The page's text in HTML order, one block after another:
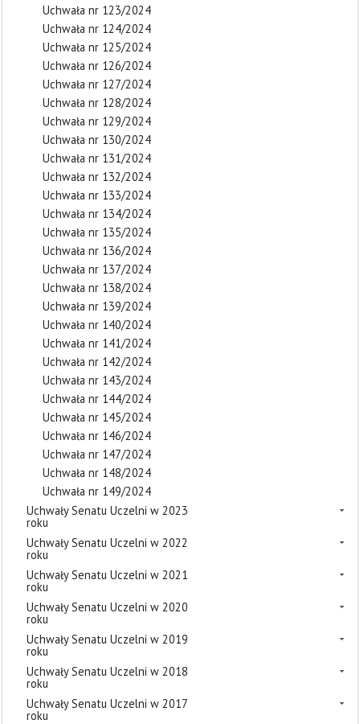
Uchwała nr 123/2024
Uchwała nr 124/2024
Uchwała nr 125/2024
Uchwała nr 126/2024
Uchwała nr 127/2024
Uchwała nr 128/2024
Uchwała nr 129/2024
Uchwała nr 130/2024
Uchwała nr 131/2024
Uchwała nr 132/2024
Uchwała nr 133/2024
Uchwała nr 134/2024
Uchwała nr 135/2024
Uchwała nr 136/2024
Uchwała nr 137/2024
Uchwała nr 138/2024
Uchwała nr 139/2024
Uchwała nr 140/2024
Uchwała nr 141/2024
Uchwała nr 142/2024
Uchwała nr 143/2024
Uchwała nr 144/2024
Uchwała nr 145/2024
Uchwała nr 146/2024
Uchwała nr 147/2024
Uchwała nr 148/2024
Uchwała nr 149/2024
Uchwały Senatu Uczelni w 2023
roku
Uchwały Senatu Uczelni w 2022
roku
Uchwały Senatu Uczelni w 2021
roku
Uchwały Senatu Uczelni w 2020
roku
Uchwały Senatu Uczelni w 2019
roku
Uchwały Senatu Uczelni w 2018
roku
Uchwały Senatu Uczelni w 2017
roku